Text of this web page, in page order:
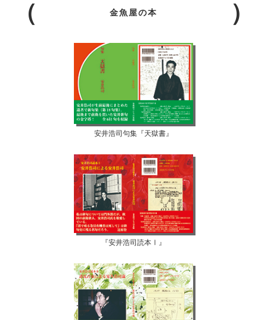
金魚屋の本
安井浩司句集『天獄書』
『安井浩司読本Ⅰ』